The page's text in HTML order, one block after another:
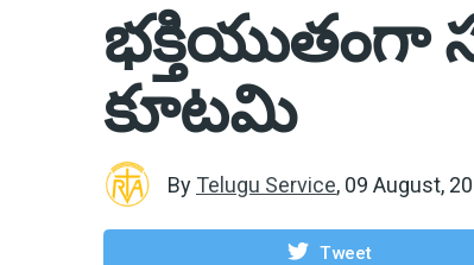
భక్తియుతంగా
కూటమి
By Telugu Service, 09 August,
Tweet